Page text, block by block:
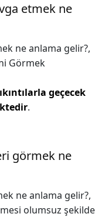
etmek ne
ne anlama gelir?,
Görmek
geçecek
.
görmek ne
ne anlama gelir?,
olumsuz şekilde